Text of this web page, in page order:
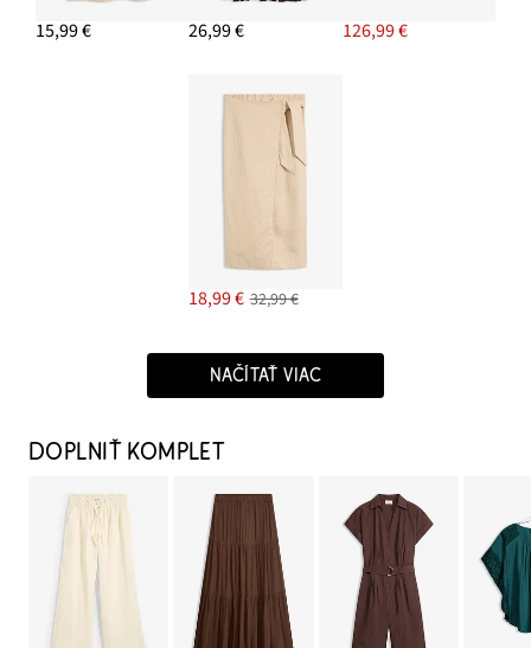
15,99 € 26,99 € 126,99 €
18,99 € 32,99 €
NAČÍTAŤ VIAC
DOPLNIŤ KOMPLET